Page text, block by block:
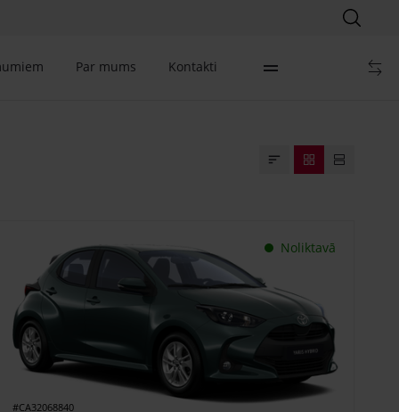
Par mums Kontakti
Noliktavā
#CA32068840